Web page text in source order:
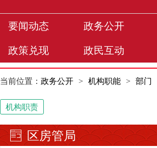
要闻动态 政务公开
政策兑现 政民互动
当前位置： 政务公开 > 机构职能 > 部门
机构职责
区房管局